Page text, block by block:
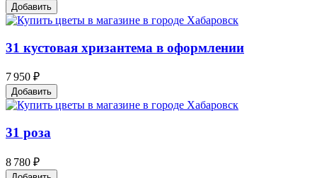
Добавить
31 кустовая хризантема в оформлении
7 950 ₽
Добавить
31 роза
8 780 ₽